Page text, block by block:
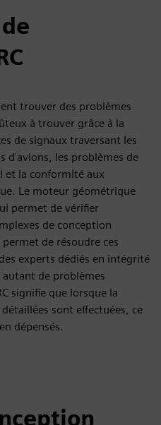
trouver des problèmes
à trouver grâce à la
de signaux traversant les
d'avions, les problèmes de
et la conformité aux
Le moteur géométrique
permet de vérifier
de conception
de résoudre ces
experts dédiés en intégrité
de problèmes
signifie que lorsque la
sont effectuées, ce
dépensés.